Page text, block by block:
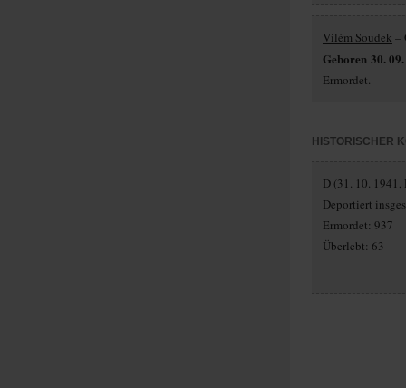
Vilém Soudek –
Geboren 30.
Ermordet.
HISTORISCHER
D (31. 10. 1941,
Deportiert
Ermordet: 937
Überlebt: 63